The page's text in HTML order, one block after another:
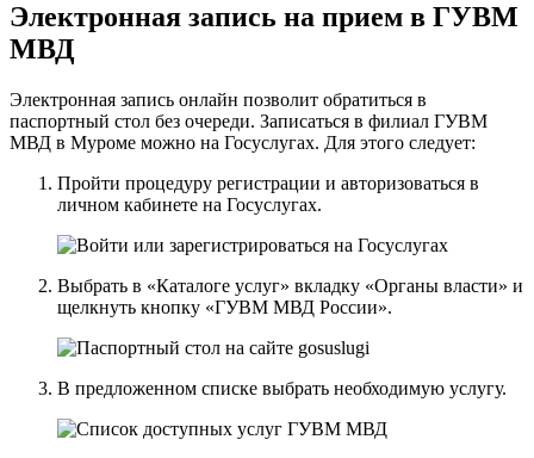
Электронная запись на прием в ГУВМ
МВД
Электронная запись онлайн позволит обратиться в
паспортный стол без очереди. Записаться в филиал ГУВМ
МВД в Муроме можно на Госуслугах. Для этого следует:
Пройти процедуру регистрации и авторизоваться в
личном кабинете на Госуслугах.
Выбрать в «Каталоге услуг» вкладку «Органы власти» и
щелкнуть кнопку «ГУВМ МВД России».
В предложенном списке выбрать необходимую услугу.